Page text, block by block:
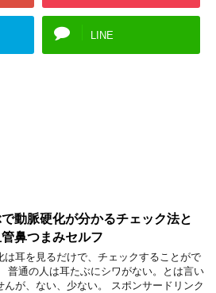
LINE
動脈硬化が分かるチェック法と
鼻つまみセルフ
は耳を見るだけで、チェックすることがで
普通の人は耳たぶにシワがない。とは言い
んが、ない、少ない。 スポンサードリンク